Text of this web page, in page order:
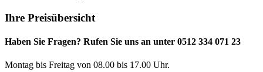
Ihre Preisübersicht
Haben Sie Fragen? Rufen Sie uns an unter 0512 334 071 23
Montag bis Freitag von 08.00 bis 17.00 Uhr.